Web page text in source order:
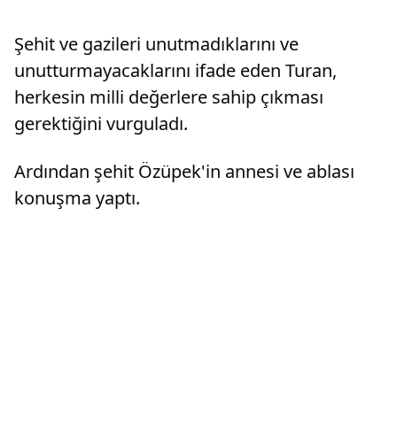
Edirne Valisi Yunus ...
Şehit ve gazileri unutmadıklarını ve
unutturmayacaklarını ifade eden Turan,
herkesin milli değerlere sahip çıkması
gerektiğini vurguladı.
Ardından şehit Özüpek'in annesi ve ablası
konuşma yaptı.